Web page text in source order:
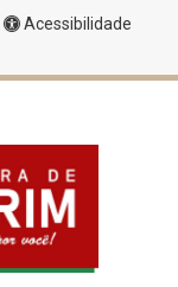
Acessibilidade